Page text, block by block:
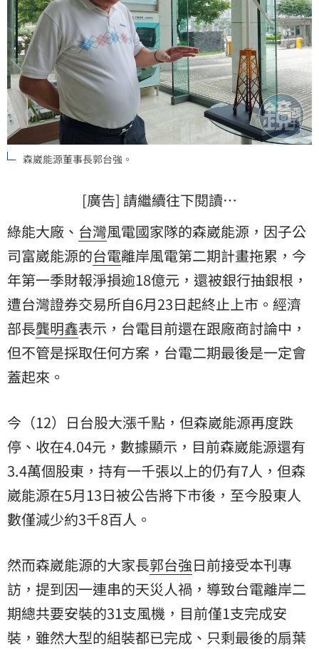
森崴能源董事長郭台強。
[廣告] 請繼續往下閱讀…
綠能大廠、 台灣風電國家隊的森崴能源，因子公
司富崴能源的台電離岸風電第二期計畫拖累，今
年第一季財報淨損逾18億元，還被銀行抽銀根，
遭台灣證券交易所自6月23日起終止上市。 經濟
部長龔明鑫表示，台電目前還在跟廠商討論中，
但不管是採取任何方案，台電二期最後是一定會
蓋起來。
今（12）日台股大漲千點，但森崴能源再度跌
停、收在4.04元，數據顯示，目前森崴能源還有
3.4萬個股東，持有一千張以上的仍有7人，但森
崴能源在5月13日被公告將下市後，至今股東人
數僅減少約3千8百人。
然而森崴能源的大家長郭台強日前接受本刊專
訪，提到因一連串的天災人禍，導致台電離岸二
期總共要安裝的31支風機，目前僅1支完成安
裝，雖然大型的組裝都已完成、只剩最後的扇葉